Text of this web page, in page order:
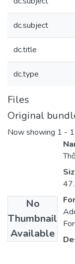
dc.subject
dc.title
dc.type
Files
Original
Now showing 1 -
No
Thumbnail
Available